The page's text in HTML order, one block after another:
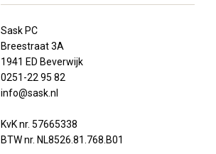
Sask PC
Breestraat 3A
1941 ED Beverwijk
0251-22 95 82
info@sask.nl
KvK nr. 57665338
BTW nr. NL8526.81.768.B01